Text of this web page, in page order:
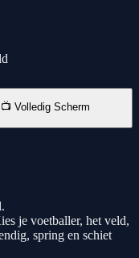
📺 Volledig Scherm
je voetballer, het veld,
spring en schiet